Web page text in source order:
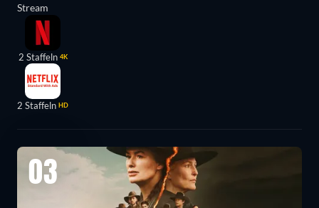
Stream
2 Staffeln 4K
2 Staffeln HD
03